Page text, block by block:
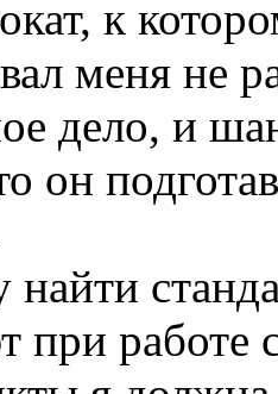
к
меня не
дело, и
он
найти
при работе